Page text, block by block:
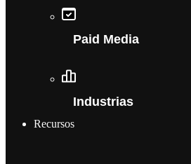
Paid Media
Industrias
Recursos